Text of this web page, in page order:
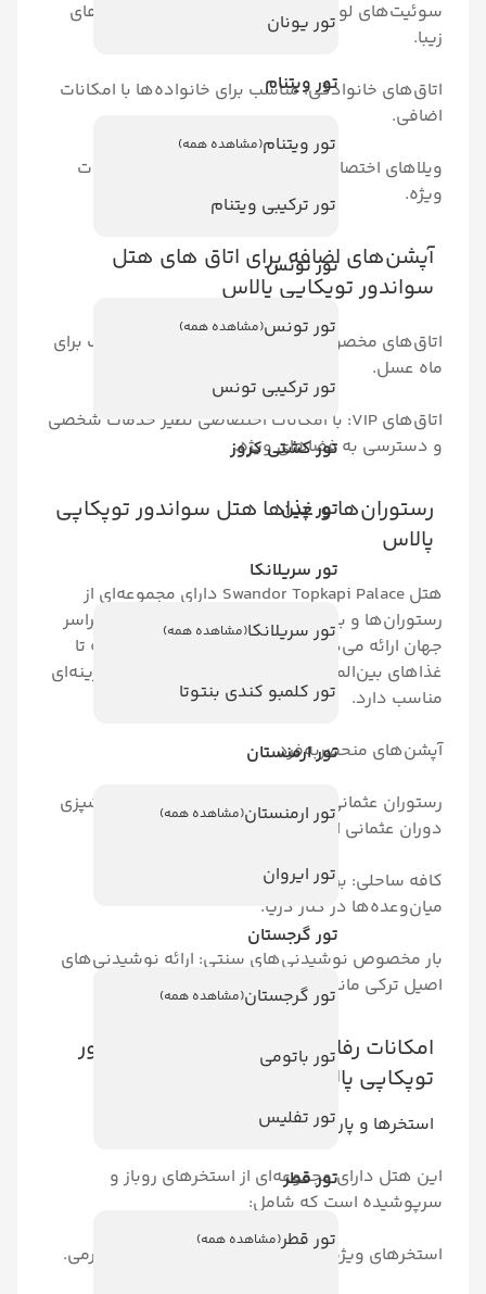
تور یونان
تور ویتنام
(مشاهده همه)
تور ترکیبی ویتنام
تور تونس
(مشاهده همه)
تور کشتی کروز
تور چین
تور سریلانکا(مشاهده همه)
تور کلمبو کندی بنتوتا
تور ارمنستان
تور ارمنستان(مشاهده همه)
تور ایروان
تور گرجستان(مشاهده همه)
تور باتومی
تور تفلیس
تور قطر
(مشاهده همه)
با فضای بزرگ‌تر و چشم‌اندازهای
مناسب برای خانواده‌ها با امکانات
با استخرهای خصوصی و خدمات
برای اتاق های هتل
پالاس
زوج‌ها: با دکوراسیون رمانتیک برای
اتاق‌های VIP: با امکانات اختصاصی نظیر خدمات شخصی
فضاهای ویژه.
و غذاها هتل سواندور توپکاپی
هتل Swandor Topkapi Palace دارای مجموعه‌ای از
بارها است که غذاهای متنوعی از سراسر
از غذاهای سنتی ترکی گرفته تا
این هتل برای هر سلیقه‌ای گزینه‌ای
با غذاهایی که به‌طور خاص از آشپزی
الهام گرفته‌اند.
لذت بردن از نوشیدنی‌ها و
کنار دریا.
سنتی: ارائه نوشیدنی‌های
چای و قهوه ترک.
و تفریحی هتل سواندور
آبی
مجموعه‌ای از استخرهای روباز و
که شامل:
کودکان: با امکانات ایمنی و سرگرمی.